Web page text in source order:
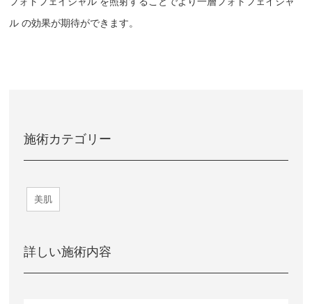
ル の効果が期待ができます。
施術カテゴリー
美肌
詳しい施術内容